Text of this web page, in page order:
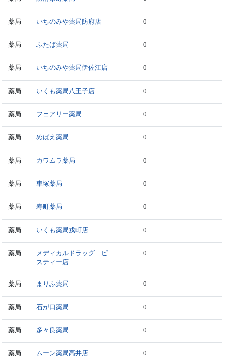
薬局 いちのみや薬局防府店 0
薬局 ふたば薬局 0
薬局 いちのみや薬局伊佐江店 0
薬局 いくも薬局八王子店 0
薬局 フェアリー薬局 0
薬局 めばえ薬局 0
薬局 カワムラ薬局 0
薬局 車塚薬局 0
薬局 寿町薬局 0
薬局 いくも薬局戎町店 0
薬局
メディカルドラッグ ピ
スティー店
0
薬局 まりふ薬局 0
薬局 石が口薬局 0
薬局 多々良薬局 0
薬局 ムーン薬局高井店 0